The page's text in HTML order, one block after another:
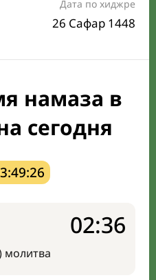
на сегодня
Дата по хиджре
26 Сафар 1448
намаза в
сегодня
молитва
02:36